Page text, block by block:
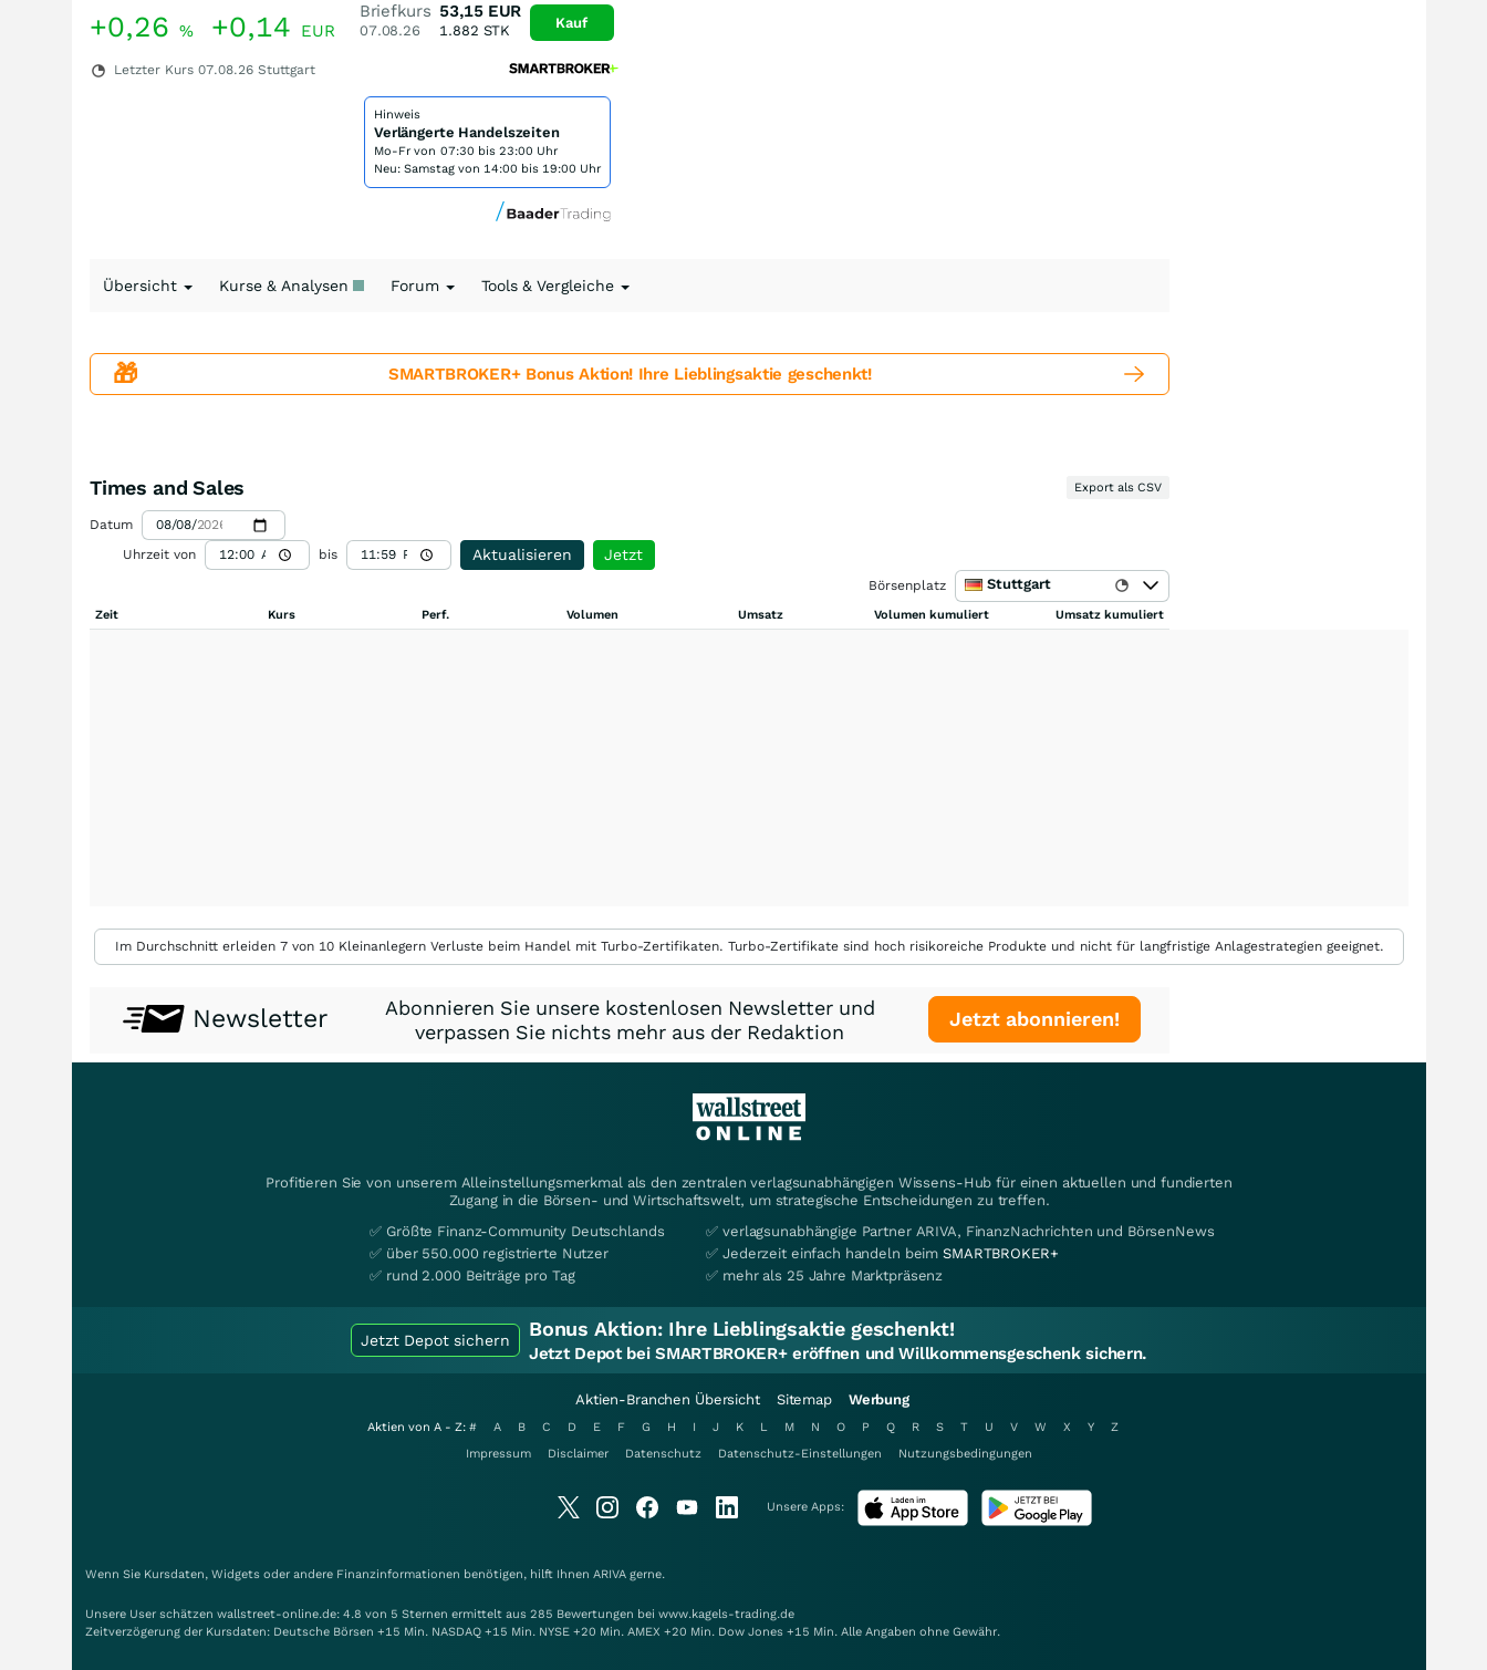
+0,26 % +0,14 EUR
Letzter Kurs 07.08.26 Stuttgart
Briefkurs
07.08.26
53,15 EUR
1.882 STK Kauf
Hinweis
Verlängerte Handelszeiten
Mo-Fr von 07:30 bis 23:00 Uhr
Neu: Samstag von 14:00 bis 19:00 Uhr
Übersicht Kurse & Analysen Forum Tools & Vergleiche
🎁 SMARTBROKER+ Bonus Aktion! Ihre Lieblingsaktie geschenkt!
Times and Sales Export als CSV
Datum
Uhrzeit von
bis Aktualisieren Jetzt
Börsenplatz Stuttgart
Zeit Kurs Perf. Volumen Umsatz Volumen kumuliert Umsatz kumuliert
Im Durchschnitt erleiden 7 von 10 Kleinanlegern Verluste beim Handel mit Turbo-Zertifikaten. Turbo-Zertifikate sind hoch risikoreiche Produkte und nicht für langfristige Anlagestrategien geeignet.
Newsletter
Abonnieren Sie unsere kostenlosen Newsletter und
verpassen Sie nichts mehr aus der Redaktion
Jetzt abonnieren!
Profitieren Sie von unserem Alleinstellungsmerkmal als den zentralen verlagsunabhängigen Wissens-Hub für einen aktuellen und fundierten
Zugang in die Börsen- und Wirtschaftswelt, um strategische Entscheidungen zu treffen.
✅ Größte Finanz-Community Deutschlands
✅ über 550.000 registrierte Nutzer
✅ rund 2.000 Beiträge pro Tag
✅ verlagsunabhängige Partner ARIVA, FinanzNachrichten und BörsenNews
✅ Jederzeit einfach handeln beimSMARTBROKER+
✅ mehr als 25 Jahre Marktpräsenz
Jetzt Depot sichern Bonus Aktion: Ihre Lieblingsaktie geschenkt!
Jetzt Depot bei SMARTBROKER+ eröffnen und Willkommensgeschenk sichern.
Aktien-Branchen Übersicht Sitemap Werbung
Aktien von A - Z: # A B C D E F G H I J K L M N O P Q R S T U V W X Y
Z
Impressum
Disclaimer Datenschutz Datenschutz-Einstellungen Nutzungsbedingungen
Unsere Apps:
Wenn Sie Kursdaten, Widgets oder andere Finanzinformationen benötigen, hilft Ihnen ARIVA gerne.
Unsere User schätzen wallstreet-online.de: 4.8 von 5 Sternen ermittelt aus 285 Bewertungen bei www.kagels-trading.de
Zeitverzögerung der Kursdaten: Deutsche Börsen +15 Min. NASDAQ +15 Min. NYSE +20 Min. AMEX +20 Min. Dow Jones +15 Min. Alle Angaben ohne Gewähr.